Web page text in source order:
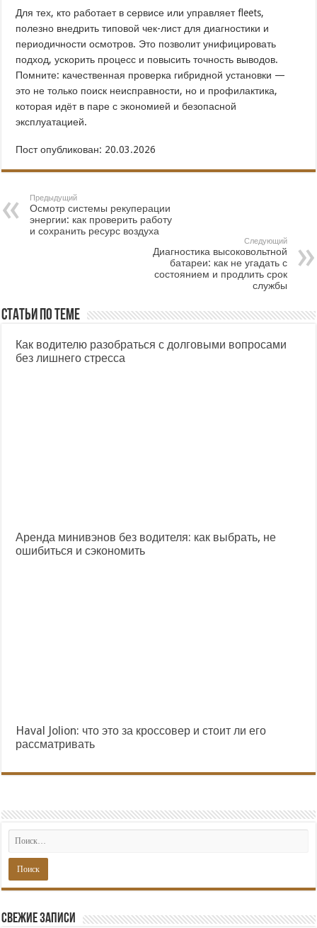
Для тех, кто работает в сервисе или управляет fleets,
полезно внедрить типовой чек-лист для диагностики и
периодичности осмотров. Это позволит унифицировать
подход, ускорить процесс и повысить точность выводов.
Помните: качественная проверка гибридной установки —
это не только поиск неисправности, но и профилактика,
которая идёт в паре с экономией и безопасной
эксплуатацией.
Пост опубликован: 20.03.2026
Предыдущий
Осмотр системы рекуперации
энергии: как проверить работу
и сохранить ресурс воздуха
Следующий
Диагностика высоковольтной
батареи: как не угадать с
состоянием и продлить срок
службы
Статьи по теме
Как водителю разобраться с долговыми вопросами
без лишнего стресса
Аренда минивэнов без водителя: как выбрать, не
ошибиться и сэкономить
Haval Jolion: что это за кроссовер и стоит ли его
рассматривать
Свежие записи